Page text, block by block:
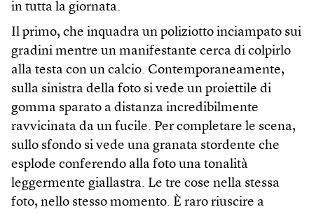
in tutta la giornata.
Il primo, che inquadra un poliziotto inciampato sui
gradini mentre un manifestante cerca di colpirlo
alla testa con un calcio. Contemporaneamente,
sulla sinistra della foto si vede un proiettile di
gomma sparato a distanza incredibilmente
ravvicinata da un fucile. Per completare le scena,
sullo sfondo si vede una granata stordente che
esplode conferendo alla foto una tonalità
leggermente giallastra. Le tre cose nella stessa
foto, nello stesso momento. È raro riuscire a